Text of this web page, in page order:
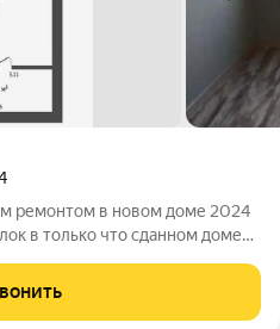
ремонтом в новом доме 2024
шторы на окна с шикарным